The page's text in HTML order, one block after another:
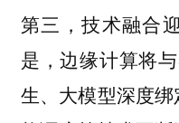
第三，技术融合
是，边缘计算将
生、大模型深度